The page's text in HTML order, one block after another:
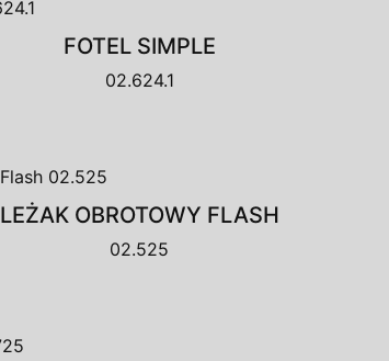
FOTEL SIMPLE
02.624.1
LEŻAK OBROTOWY FLASH
02.525